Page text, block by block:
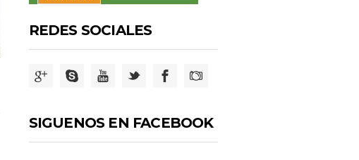
REDES SOCIALES
SIGUENOS EN FACEBOOK